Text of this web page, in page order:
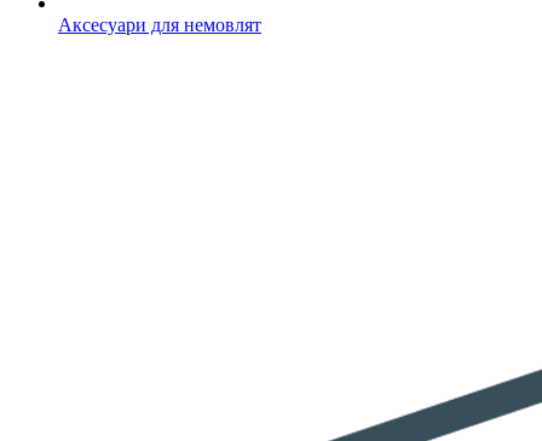
Аксесуари для немовлят